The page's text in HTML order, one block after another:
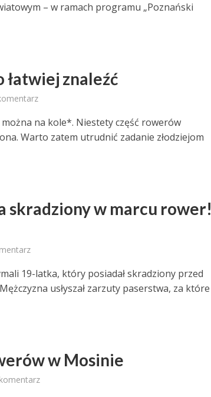
– w ramach programu „Poznański
łatwiej znaleźć
na kole*. Niestety część rowerów
Warto zatem utrudnić zadanie złodziejom
skradziony w marcu rower!
19-latka, który posiadał skradziony przed
usłyszał zarzuty paserstwa, za które
w Mosinie